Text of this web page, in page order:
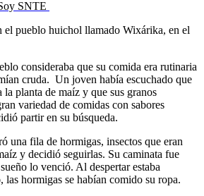
SNTE
el pueblo huichol llamado Wixárika, en el
consideraba que su comida era rutinaria
cruda. Un joven había escuchado que
planta de maíz y que sus granos
variedad de comidas con sabores
partir en su búsqueda.
una fila de hormigas, insectos que eran
y decidió seguirlas. Su caminata fue
lo venció. Al despertar estaba
las hormigas se habían comido su ropa.